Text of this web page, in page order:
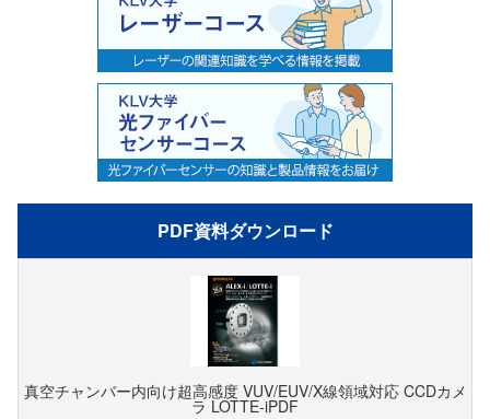
PDF資料ダウンロード
真空チャンバー内向け超高感度 VUV/EUV/X線領域対応 CCDカメ
ラ LOTTE-iPDF